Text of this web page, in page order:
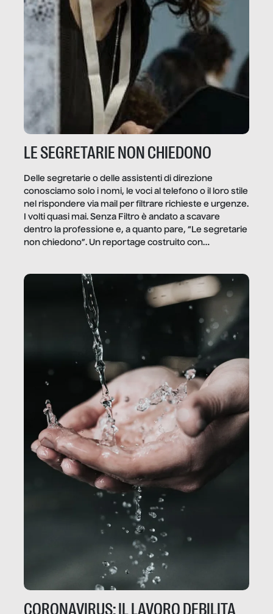
LE SEGRETARIE NON CHIEDONO
Delle segretarie o delle assistenti di direzione
conosciamo solo i nomi, le voci al telefono o il loro stile
nel rispondere via mail per filtrare richieste e urgenze.
I volti quasi mai. Senza Filtro è andato a scavare
dentro la professione e, a quanto pare, “Le segretarie
non chiedono”. Un reportage costruito con
CORONAVIRUS: IL LAVORO DEBILITA